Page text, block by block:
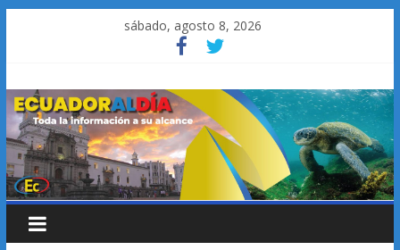
sábado, agosto 8, 2026